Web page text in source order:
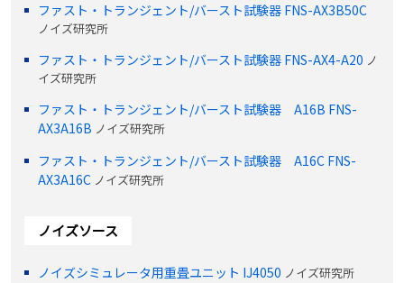
ファスト・トランジェント/バースト試験器 FNS-AX3B50C
ノイズ研究所
ファスト・トランジェント/バースト試験器 FNS-AX4-A20 ノ
イズ研究所
ファスト・トランジェント/バースト試験器 A16B FNS-
AX3A16B ノイズ研究所
ファスト・トランジェント/バースト試験器 A16C FNS-
AX3A16C ノイズ研究所
ノイズソース
ノイズシミュレータ用重畳ユニット IJ4050 ノイズ研究所